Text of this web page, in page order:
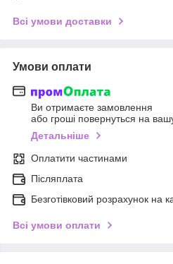
Всі умови доставки
Умови оплати
Ви отримаєте замовлення
або гроші повернуться на
Детальніше
Оплатити частинами
Післяплата
Безготівковий розрахунок на
Всі умови оплати